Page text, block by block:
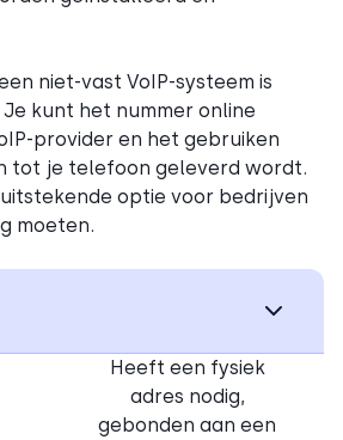
niet-vast VoIP-systeem is
kunt het nummer online
provider en het gebruiken
tot je telefoon geleverd wordt.
optie voor bedrijven
moeten.
Heeft een fysiek
adres nodig,
gebonden aan een